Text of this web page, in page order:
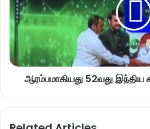
ஆரம்பமாகியது 52வது இந்திய